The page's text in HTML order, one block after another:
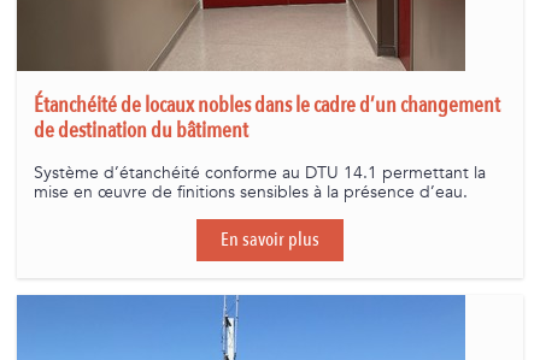
Étanchéité de locaux nobles dans le cadre d’un changement
de destination du bâtiment
Système d’étanchéité conforme au DTU 14.1 permettant la
mise en œuvre de finitions sensibles à la présence d’eau.
En savoir plus